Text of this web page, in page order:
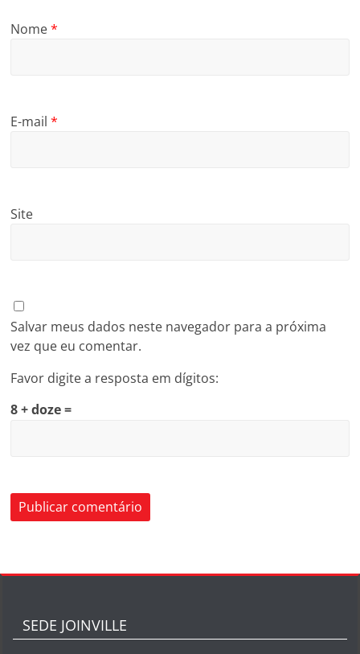
Nome*
E-mail*
Site
Salvar meus dados neste navegador para a próxima
vez que eu comentar.
Favor digite a resposta em dígitos:
8 + doze =
SEDE JOINVILLE